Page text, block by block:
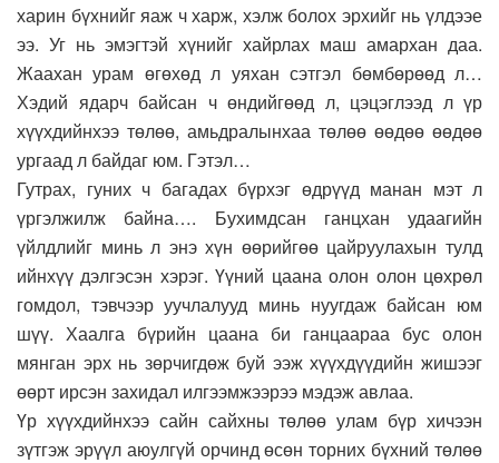
харин бүхнийг яаж ч харж, хэлж болох эрхийг нь үлдээе
ээ. Уг нь эмэгтэй хүнийг хайрлах маш амархан даа.
Жаахан урам өгөхөд л уяхан сэтгэл бөмбөрөөд л…
Хэдий ядарч байсан ч өндийгөөд л, цэцэглээд л үр
хүүхдийнхээ төлөө, амьдралынхаа төлөө өөдөө өөдөө
ургаад л байдаг юм. Гэтэл…
Гутрах, гуних ч багадах бүрхэг өдрүүд манан мэт л
үргэлжилж байна…. Бухимдсан ганцхан удаагийн
үйлдлийг минь л энэ хүн өөрийгөө цайруулахын тулд
ийнхүү дэлгэсэн хэрэг. Үүний цаана олон олон цөхрөл
гомдол, тэвчээр уучлалууд минь нуугдаж байсан юм
шүү. Хаалга бүрийн цаана би ганцаараа бус олон
мянган эрх нь зөрчигдөж буй ээж хүүхдүүдийн жишээг
өөрт ирсэн захидал илгээмжээрээ мэдэж авлаа.
Үр хүүхдийнхээ сайн сайхны төлөө улам бүр хичээн
зүтгэж эрүүл аюулгүй орчинд өсөн торних бүхний төлөө